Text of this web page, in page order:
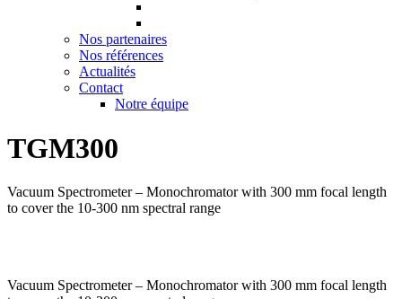
Nos partenaires
Nos références
Actualités
Contact
Notre équipe
TGM300
Vacuum Spectrometer – Monochromator with 300 mm focal length
to cover the 10-300 nm spectral range
Vacuum Spectrometer – Monochromator with 300 mm focal length